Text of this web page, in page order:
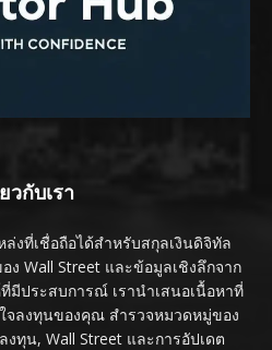
วกับเรา
งที่เชื่อถือได้สำหรับสกุลเงินดิจิทัล
Wall Street และข้อมูลเชิงลึกจาก
มีประสบการณ์ เรานำเสนอเนื้อหาที่
จลงทุนของคุณ สำรวจหมวดหมู่ของ
งทุน, Wall Street และการอัปเดต